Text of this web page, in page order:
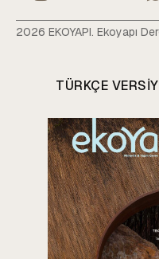
2026 EKOYAPI. Ekoyapı
TÜRKÇE